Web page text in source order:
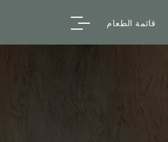
قائمة الطعام